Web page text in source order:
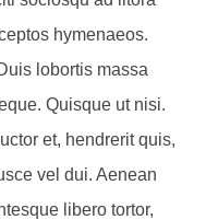
hymenaeos.
lobortis massa
Quisque ut nisi.
et, hendrerit quis,
vel dui. Aenean
libero tortor,